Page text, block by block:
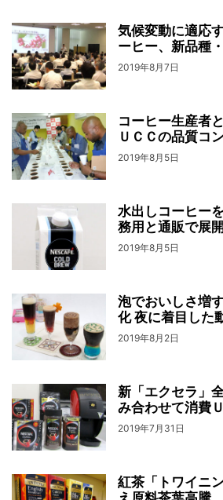
気候変動に適応
ーヒー、新品種
2019年8月7日
コーヒー生産者
ＵＣＣの品質コ
2019年8月5日
水出しコーヒー
務用と通販で展開
2019年8月5日
泡でおいしさ増
化 夜に着目した
2019年8月2日
新「エクセラ」
み合わせて消費
2019年7月31日
紅茶「トワイニ